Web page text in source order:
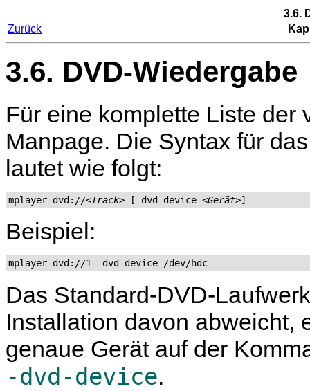
3.6.
Zurück
3.6. DVD-Wiedergabe
Für eine komplette Liste der
Manpage. Die Syntax für
lautet wie folgt:
mplayer dvd://<Track> [-dvd-device <Gerät>]
Beispiel:
mplayer dvd://1 -dvd-device /dev/hdc
Das Standard-DVD-
Installation davon abweicht,
genaue Gerät auf der
-dvd-device.